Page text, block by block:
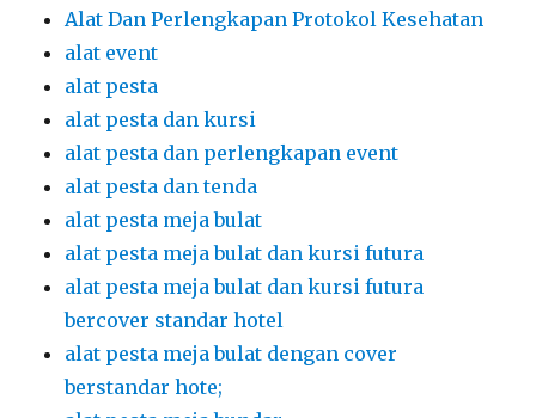
Alat Dan Perlengkapan Protokol Kesehatan
alat event
alat pesta
alat pesta dan kursi
alat pesta dan perlengkapan event
alat pesta dan tenda
alat pesta meja bulat
alat pesta meja bulat dan kursi futura
alat pesta meja bulat dan kursi futura
bercover standar hotel
alat pesta meja bulat dengan cover
berstandar hote;